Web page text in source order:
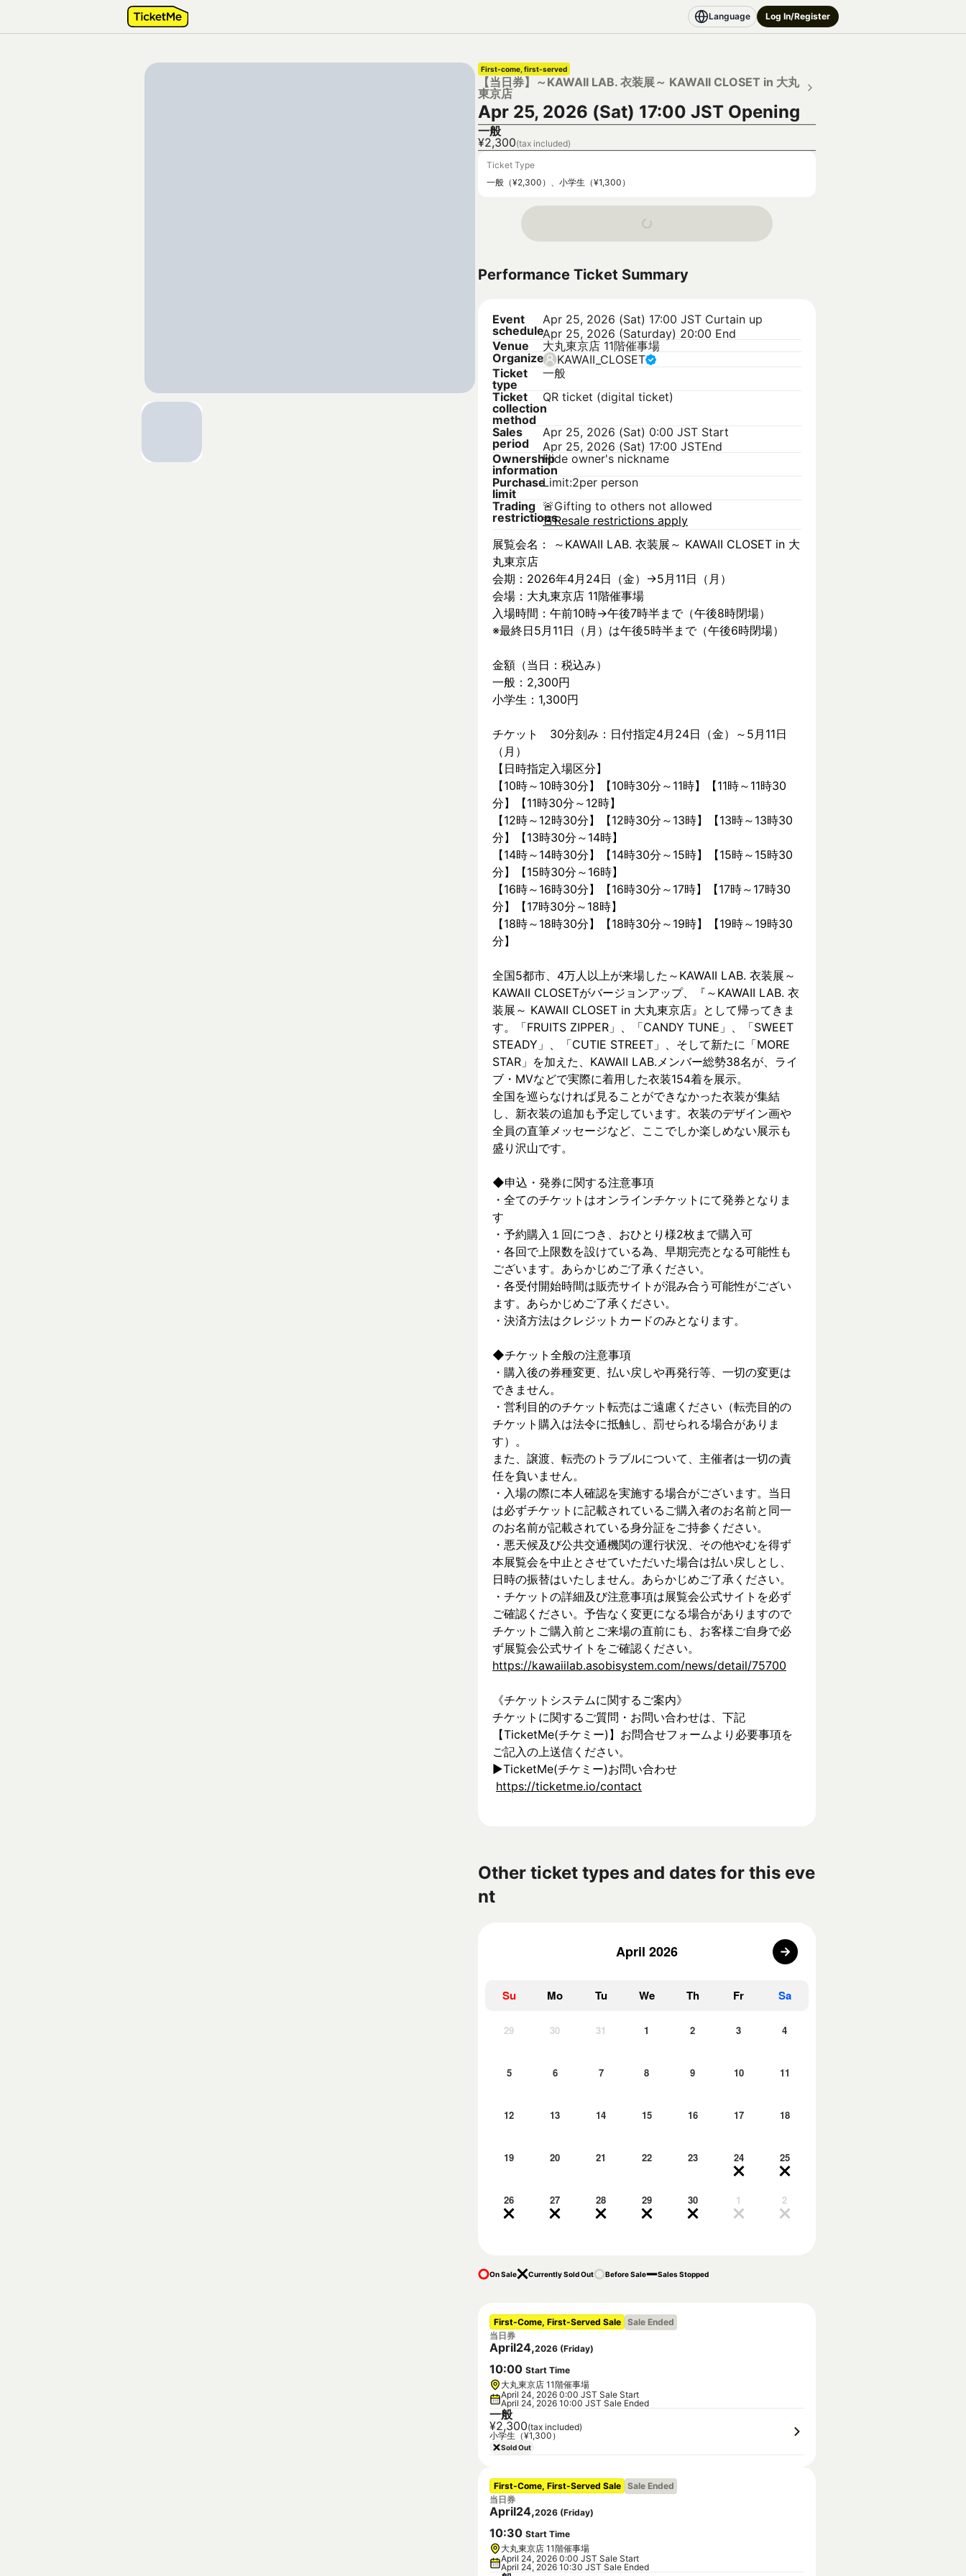
Language Log In/Register
First-come, first-served
【当日券】～KAWAII LAB. 衣装展～ KAWAII CLOSET in 大丸
東京店
Apr 25, 2026 (Sat) 17:00 JST Opening
一般
¥2,300(tax included)
Ticket Type
一般（¥2,300）、小学生（¥1,300）
Performance Ticket Summary
Event
schedule
Apr 25, 2026 (Sat) 17:00 JST Curtain up
Apr 25, 2026 (Saturday) 20:00 End
Venue
大丸東京店 11階催事場
Organizer KAWAII_CLOSET
Ticket
type
一般
Ticket
collection
method
QR ticket (digital ticket)
Sales
period
Apr 25, 2026 (Sat) 0:00 JST Start
Apr 25, 2026 (Sat) 17:00 JSTEnd
Ownership
information
Hide owner's nickname
Purchase
limit
Limit:2per person
Trading
restrictions
🚨Gifting to others not allowed
🚨Resale restrictions apply
展覧会名： ～KAWAII LAB. 衣装展～ KAWAII CLOSET in 大
丸東京店
会期：2026年4月24日（金）→5月11日（月）
会場：大丸東京店 11階催事場
入場時間：午前10時→午後7時半まで（午後8時閉場）
※最終日5月11日（月）は午後5時半まで（午後6時閉場）
金額（当日：税込み）
一般：2,300円
小学生：1,300円
チケット　30分刻み：日付指定4月24日（金）～5月11日
（月）
【日時指定入場区分】
【10時～10時30分】【10時30分～11時】【11時～11時30
分】【11時30分～12時】
【12時～12時30分】【12時30分～13時】【13時～13時30
分】【13時30分～14時】
【14時～14時30分】【14時30分～15時】【15時～15時30
分】【15時30分～16時】
【16時～16時30分】【16時30分～17時】【17時～17時30
分】【17時30分～18時】
【18時～18時30分】【18時30分～19時】【19時～19時30
分】
全国5都市、4万⼈以上が来場した～KAWAII LAB. 衣装展～
KAWAII CLOSETがバージョンアップ、『～KAWAII LAB. 衣
装展～ KAWAII CLOSET in 大丸東京店』として帰ってきま
す。「FRUITS ZIPPER」、「CANDY TUNE」、「SWEET
STEADY」、「CUTIE STREET」、そして新たに「MORE
STAR」を加えた、KAWAII LAB.メンバー総勢38名が、ライ
ブ・MVなどで実際に着⽤した衣装154着を展示。
全国を巡らなければ見ることができなかった衣装が集結
し、新⾐装の追加も予定しています。衣装のデザイン画や
全員の直筆メッセージなど、ここでしか楽しめない展示も
盛り沢山です。
◆申込・発券に関する注意事項
・全てのチケットはオンラインチケットにて発券となりま
す
・予約購入１回につき、おひとり様2枚まで購入可
・各回で上限数を設けている為、早期完売となる可能性も
ございます。あらかじめご了承ください。
・各受付開始時間は販売サイトが混み合う可能性がござい
ます。あらかじめご了承ください。
・決済方法はクレジットカードのみとなります。
◆チケット全般の注意事項
・購入後の券種変更、払い戻しや再発行等、一切の変更は
できません。
・営利目的のチケット転売はご遠慮ください（転売目的の
チケット購入は法令に抵触し、罰せられる場合がありま
す）。
また、譲渡、転売のトラブルについて、主催者は一切の責
任を負いません。
・入場の際に本人確認を実施する場合がございます。当日
は必ずチケットに記載されているご購入者のお名前と同一
のお名前が記載されている身分証をご持参ください。
・悪天候及び公共交通機関の運行状況、その他やむを得ず
本展覧会を中止とさせていただいた場合は払い戻しとし、
日時の振替はいたしません。あらかじめご了承ください。
・チケットの詳細及び注意事項は展覧会公式サイトを必ず
ご確認ください。予告なく変更になる場合がありますので
チケットご購入前とご来場の直前にも、お客様ご自身で必
ず展覧会公式サイトをご確認ください。
https://kawaiilab.asobisystem.com/news/detail/75700
《チケットシステムに関するご案内》
チケットに関するご質問・お問い合わせは、下記
【TicketMe(チケミー)】お問合せフォームより必要事項を
ご記入の上送信ください。
▶︎TicketMe(チケミー)お問い合わせ
https://ticketme.io/contact
Other ticket types and dates for this eve
nt
April 2026
Su Mo Tu We Th Fr Sa
29 30 31 1 2 3 4
5 6 7 8 9 10 11
12 13 14 15 16 17 18
19 20 21 22 23 24 25
26 27 28 29 30 1 2
On Sale Currently Sold Out Before Sale Sales Stopped
First-Come, First-Served Sale Sale Ended
当日券
April24,2026 (Friday)
10:00 Start Time
大丸東京店 11階催事場
April 24, 2026 0:00 JST Sale Start
April 24, 2026 10:00 JST Sale Ended
一般
¥2,300(tax included)
小学生（¥1,300）
Sold Out
First-Come, First-Served Sale Sale Ended
当日券
April24,2026 (Friday)
10:30 Start Time
大丸東京店 11階催事場
April 24, 2026 0:00 JST Sale Start
April 24, 2026 10:30 JST Sale Ended